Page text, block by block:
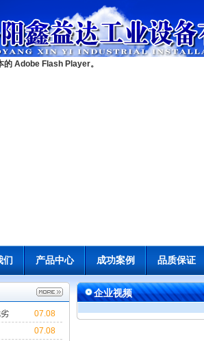
的 Adobe Flash Player。
们 产品中心 成功案例 品质保证
07.08
07.08
企业视频